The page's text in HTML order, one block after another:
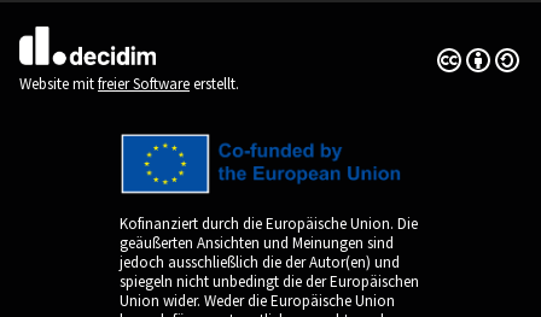
(Externer Link)
Website mitfreier Softwareerstellt.
Creative
(Externer
Kofinanziert durch die Europäische Union. Die
geäußerten Ansichten und Meinungen sind
jedoch ausschließlich die der Autor(en) und
spiegeln nicht unbedingt die der Europäischen
Union wider. Weder die Europäische Union